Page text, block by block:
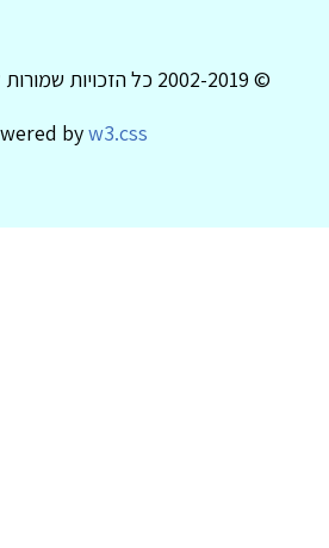
© 2002-2019 כל הזכויות שמורות לפסיכולוגיה עברית
byw3.css